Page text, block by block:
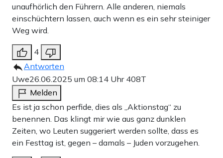
unaufhörlich den Führern. Alle anderen, niemals
einschüchtern lassen, auch wenn es ein sehr steiniger
Weg wird.
4
Antworten
Uwe26.06.2025 um 08:14 Uhr 408T
Melden
Es ist ja schon perfide, dies als „Aktionstag“ zu
benennen. Das klingt mir wie aus ganz dunklen
Zeiten, wo Leuten suggeriert werden sollte, dass es
ein Festtag ist, gegen – damals – Juden vorzugehen.